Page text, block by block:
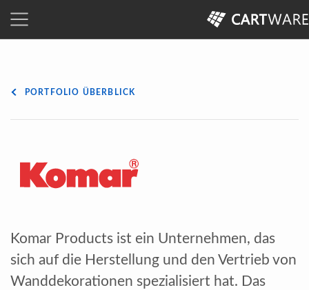
PORTFOLIO ÜBERBLICK
Komar Products ist ein Unternehmen, das
sich auf die Herstellung und den Vertrieb von
Wanddekorationen spezialisiert hat. Das